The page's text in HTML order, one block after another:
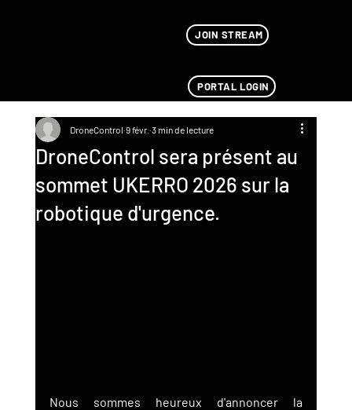
JOIN STREAM
PORTAL LOGIN
DroneControl sera présent au
sommet UKERRO 2026 sur la
robotique d'urgence.
DroneControl 9 févr. 3 min de lecture
Nous sommes heureux d'annoncer la